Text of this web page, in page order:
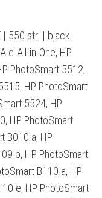
| 550 str. | black.
e-All-in-One, HP
PhotoSmart 5512,
HP PhotoSmart
5524, HP
HP PhotoSmart
B010 a, HP
b, HP PhotoSmart
B110 a, HP
e, HP PhotoSmart